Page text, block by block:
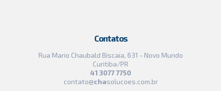
Contatos
Rua Mario Chaubald Biscaia, 631 - Novo Mundo
Curitiba/PR
41 3077 7750
contato@chasolucoes.com.br